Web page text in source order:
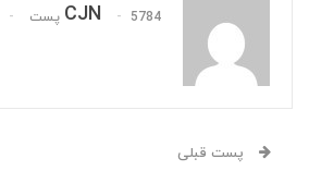
CJN 5784 پست
پست قبلی